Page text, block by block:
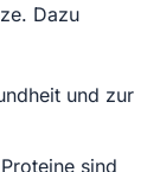
Dazu
und zur
sind